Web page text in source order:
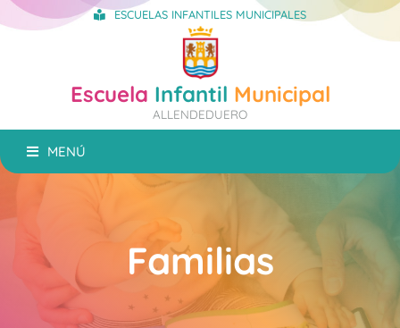
ESCUELAS INFANTILES MUNICIPALES
Escuela Infantil Municipal
ALLENDEDUERO
MENÚ
Familias